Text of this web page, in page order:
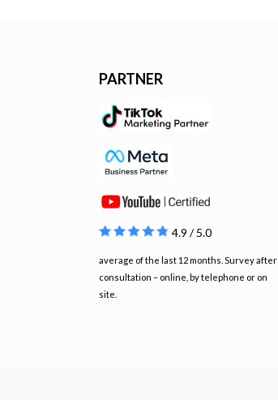
PARTNER
4.9 / 5.0
average of the last 12 months. Survey after
consultation – online, by telephone or on
site.